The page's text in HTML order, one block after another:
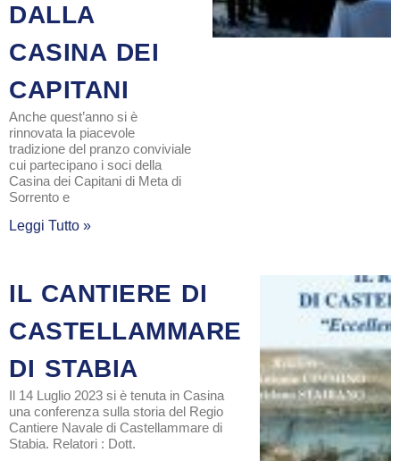
DALLA
CASINA DEI
CAPITANI
Anche quest’anno si è
rinnovata la piacevole
tradizione del pranzo conviviale
cui partecipano i soci della
Casina dei Capitani di Meta di
Sorrento e
Leggi Tutto »
IL CANTIERE DI
CASTELLAMMARE
DI STABIA
Il 14 Luglio 2023 si è tenuta in Casina
una conferenza sulla storia del Regio
Cantiere Navale di Castellammare di
Stabia. Relatori : Dott.